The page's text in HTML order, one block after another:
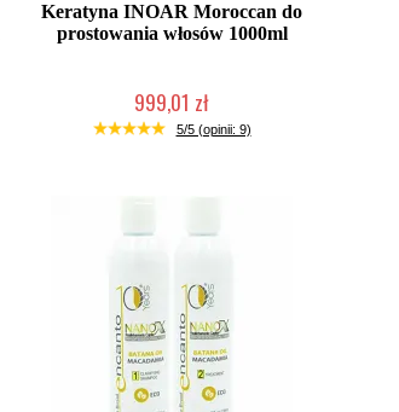
Keratyna INOAR Moroccan do
prostowania włosów 1000ml
999,01 zł
Mała ilość (wysyłka w 24h)
5/5 (opinii: 9)